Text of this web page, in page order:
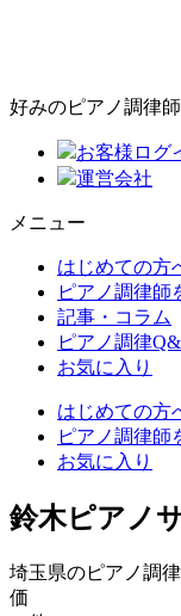
好みのピアノ調律
お客様ログ
運営会社
メニュー
はじめての方
ピアノ調律師
記事・コラム
ピアノ調律
お気に入り
はじめての方
ピアノ調律師
お気に入り
鈴木ピアノ
埼玉県のピアノ調
価